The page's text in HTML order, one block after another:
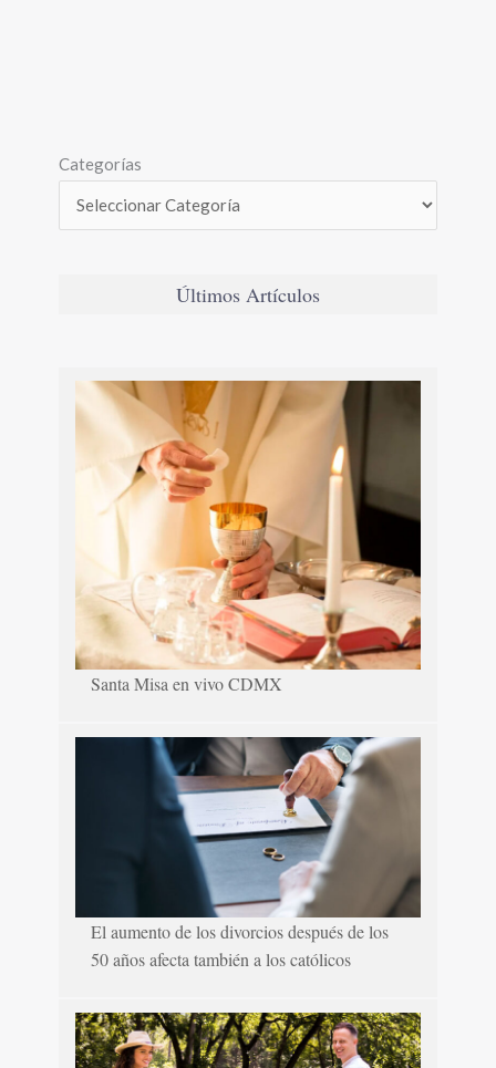
Categorías
Últimos Artículos
Santa Misa en vivo CDMX
El aumento de los divorcios después de los
50 años afecta también a los católicos